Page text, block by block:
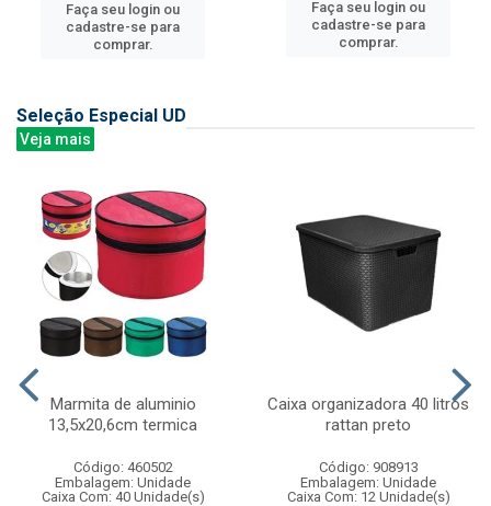
Faça seu login ou
cadastre-se para
comprar.
Faça seu login ou
cadastre-se para
comprar.
Seleção Especial UD
Veja mais
Marmita de aluminio
13,5x20,6cm termica
Código: 460502
Embalagem: Unidade
Caixa Com: 40 Unidade(s)
Caixa organizadora 40 litros
rattan preto
Código: 908913
Embalagem: Unidade
Caixa Com: 12 Unidade(s)